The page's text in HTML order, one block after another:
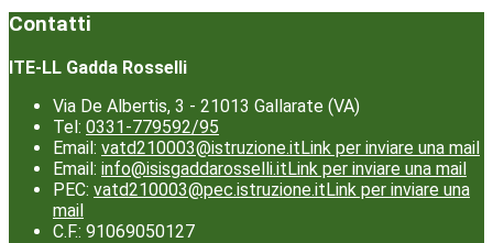
Contatti
ITE-LL Gadda Rosselli
Via De Albertis, 3 - 21013 Gallarate (VA)
Tel: 0331-779592/95
Email: vatd210003@istruzione.itLink per inviare una mail
Email: info@isisgaddarosselli.itLink per inviare una mail
PEC: vatd210003@pec.istruzione.itLink per inviare una
mail
C.F.: 91069050127